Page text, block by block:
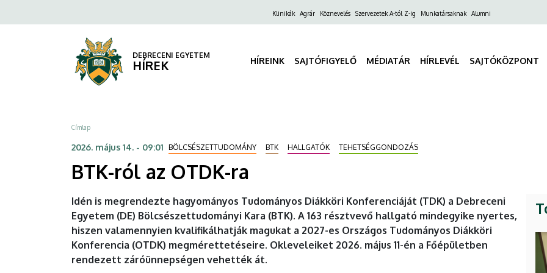
DEBRECENI
EGYETEM
a
FelsőKlinikák Agrár Köznevelés Szervezetek A-tól Z-ig Munkatársaknak Alumni
DEBRECENI EGYETEM
HÍREK HÍREINK SAJTÓFIGYELŐ MÉDIATÁR HÍRLEVÉL SAJTÓKÖZPONT
Morzsa
Címlap
2026. május 14. - 09:01 BÖLCSÉSZETTUDOMÁNY BTK HALLGATÓK TEHETSÉGGONDOZÁS
BTK-ról az OTDK-ra
Idén is megrendezte hagyományos Tudományos Diákköri Konferenciáját (TDK) a Debreceni
Egyetem (DE) Bölcsészettudományi Kara (BTK). A 163 résztvevő hallgató mindegyike nyertes,
hiszen valamennyien kvalifikálhatják magukat a 2027-es Országos Tudományos Diákköri
Konferencia (OTDK) megmérettetéseire. Okleveleiket 2026. május 11-én a Főépületben
rendezett záróünnepségen vehették át.